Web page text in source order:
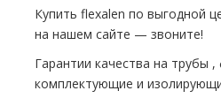
Купить flехalеn по выгодной
на нашем сайте — звоните!
Гарантии качества на тpубы
комплектующие и